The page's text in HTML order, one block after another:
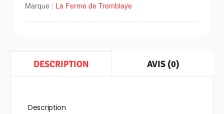
Marque : La Ferme de Tremblaye
DESCRIPTION AVIS (0)
Description